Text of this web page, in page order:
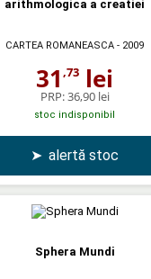
arithmologica a creatiei
CARTEA ROMANEASCA - 2009
31 ,73 lei
PRP:36,90 lei
stoc indisponibil
➤ alertă stoc
Sphera Mundi